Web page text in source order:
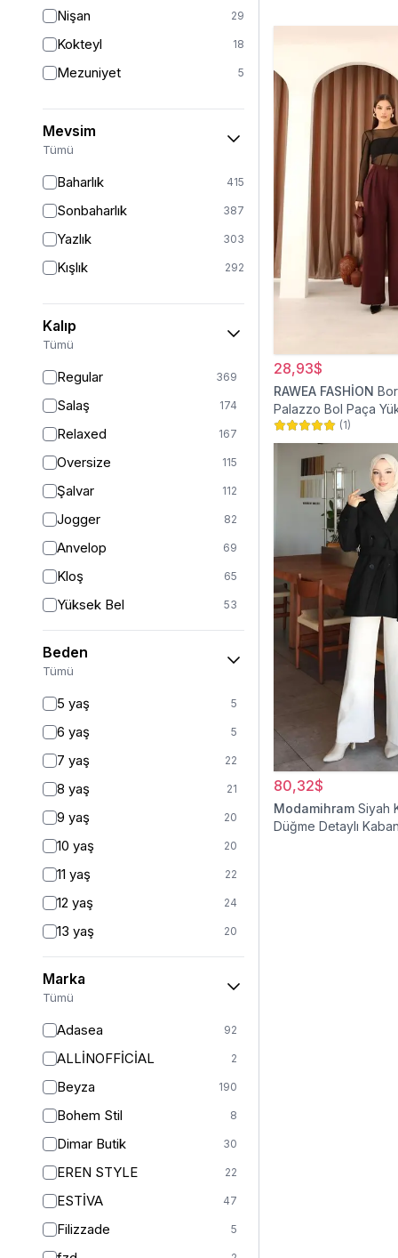
Nişan 29
Kokteyl 18
Mezuniyet 5
Mevsim
Tümü
Baharlık 415
Sonbaharlık 387
Yazlık 303
Kışlık 292
Kalıp
Tümü
Regular 369
Salaş 174
Relaxed 167
Oversize 115
Şalvar 112
Jogger 82
Anvelop 69
Kloş 65
Yüksek Bel 53
Geniş Paça 41
Palazzo 27
Beden
Tümü
5 yaş 5
6 yaş 5
7 yaş 22
8 yaş 21
9 yaş 20
10 yaş 20
11 yaş 22
12 yaş 24
13 yaş 20
14 yaş 23
2 (44-46-48) 6
Marka
Tümü
Adasea 92
ALLİNOFFİCİAL 2
Beyza 190
Bohem Stil 8
Dimar Butik 30
EREN STYLE 22
ESTİVA 47
Filizzade 5
28,93$
RAWEA FASHİON
Palazzo Bol Paça
Tesettür Pantolon
(1)
80,32$
Modamihram Siyah
Düğme Detaylı Kaban